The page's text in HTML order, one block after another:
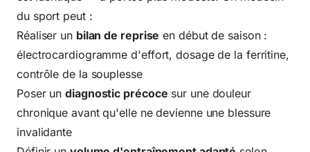
du sport peut :
Réaliser un bilan de reprise en début de saison :
électrocardiogramme d'effort, dosage de la ferritine,
contrôle de la souplesse
Poser undiagnostic précoce sur une douleur
chronique avant qu'elle ne devienne une blessure
invalidante